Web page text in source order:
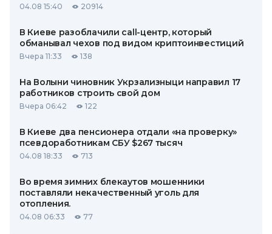
04.08 15:40 20914
В Киеве разоблачили call-центр, который
обманывал чехов под видом криптоинвестиций
Вчера 11:33 138
На Волыни чиновник Укрзализныци направил 17
работников строить свой дом
Вчера 06:42 122
В Киеве два пенсионера отдали «на проверку»
псевдоработникам СБУ $267 тысяч
04.08 18:33 713
Во время зимних блекаутов мошенники
поставляли некачественный уголь для
отопления.
04.08 06:33 77